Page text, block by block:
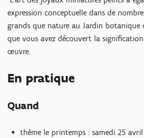
expression conceptuelle dans de
grands que nature au Jardin botanique
que vous avez découvert la
œuvre.
En pratique
Quand
thème le printemps : samedi 25 avril